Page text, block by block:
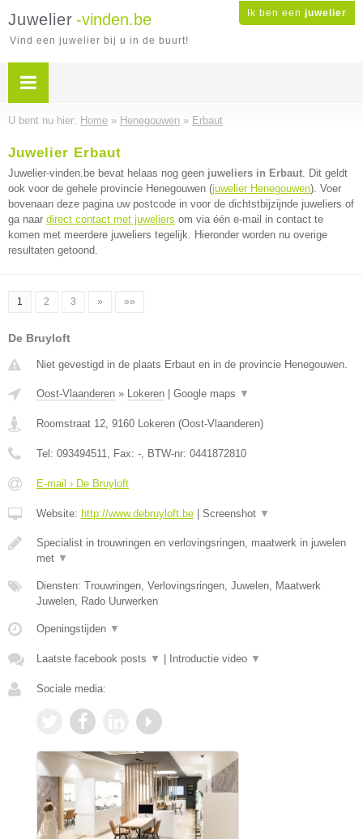
Ik ben een juwelier
Juwelier -vinden.be
Vind een juwelier bij u in de buurt!
U bent nu hier: Home » Henegouwen » Erbaut
Juwelier Erbaut
Juwelier-vinden.be bevat helaas nog geen juweliers in Erbaut. Dit geldt
ook voor de gehele provincie Henegouwen (juwelier Henegouwen). Voer
bovenaan deze pagina uw postcode in voor de dichtstbijzijnde juweliers of
ga naar direct contact met juweliers om via één e-mail in contact te
komen met meerdere juweliers tegelijk. Hieronder worden nu overige
resultaten getoond.
1 2 3 » »»
De Bruyloft
Niet gevestigd in de plaats Erbaut en in de provincie Henegouwen.
Oost-Vlaanderen » Lokeren Google maps ▼
Roomstraat 12, 9160 Lokeren (Oost-Vlaanderen)
Tel: 093494511, Fax: -, BTW-nr: 0441872810
E-mail › De Bruyloft
Website: http://www.debruyloft.be Screenshot ▼
Specialist in trouwringen en verlovingsringen, maatwerk in juwelen
met ▼
Diensten: Trouwringen, Verlovingsringen, Juwelen, Maatwerk
Juwelen, Rado Uurwerken
Openingstijden ▼
Laatste facebook posts ▼ Introductie video ▼
Sociale media: